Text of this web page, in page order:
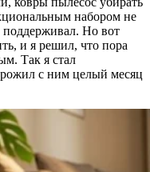
набором не
поддерживал. Но вот
и я решил, что пора
Так я стал
с ним целый месяц